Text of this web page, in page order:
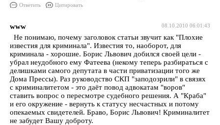
Ответить Цитировать
08.10.2010 06:01:43
www
Не понимаю, почему заголовок статьи звучит как "Плохие
известия для криминала". Известия то, наоборот, для
криминала - хорошие. Борис Львович добился своей цели -
убрал неудобного ему Фатеева (некому теперь разбираться с
делишками самого депутата в части приватизации того же
Дома Прессы). Раз руководство СКП "заподозрили" в связях
с криминалитетом - это даёт повод адвокатам "воров"
ставить вопрос о пересмотре судебного решения. А "Краба"
и его окружение - вернуть к статусу несчастных и потому
опекаемых свидетелей. Браво, Борис Львович! Криминалитет
не забудет Вашу доброту.